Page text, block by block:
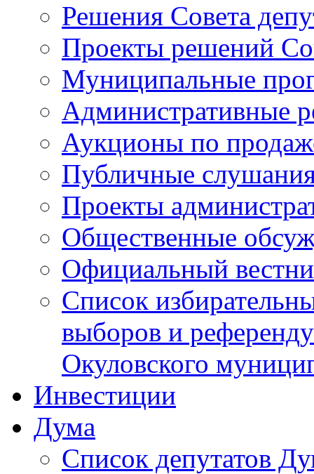
Решения Совета
Проекты решений
Муниципальные
Административные
Аукционы по
Публичные
Проекты
Общественные
Официальный
Список
выборов и
Окуловского
Инвестиции
Дума
Список депутатов